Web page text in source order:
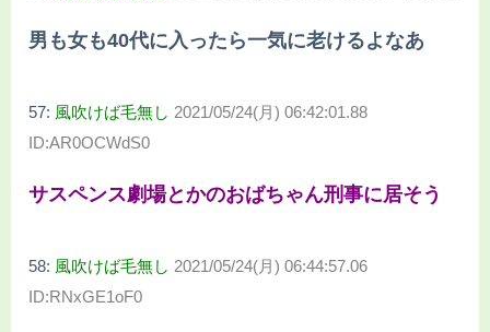
男も女も40代に入ったら一気に老けるよなあ
57: 風吹けば毛無し 2021/05/24(月) 06:42:01.88
ID:AR0OCWdS0
サスペンス劇場とかのおばちゃん刑事に居そう
58: 風吹けば毛無し 2021/05/24(月) 06:44:57.06
ID:RNxGE1oF0